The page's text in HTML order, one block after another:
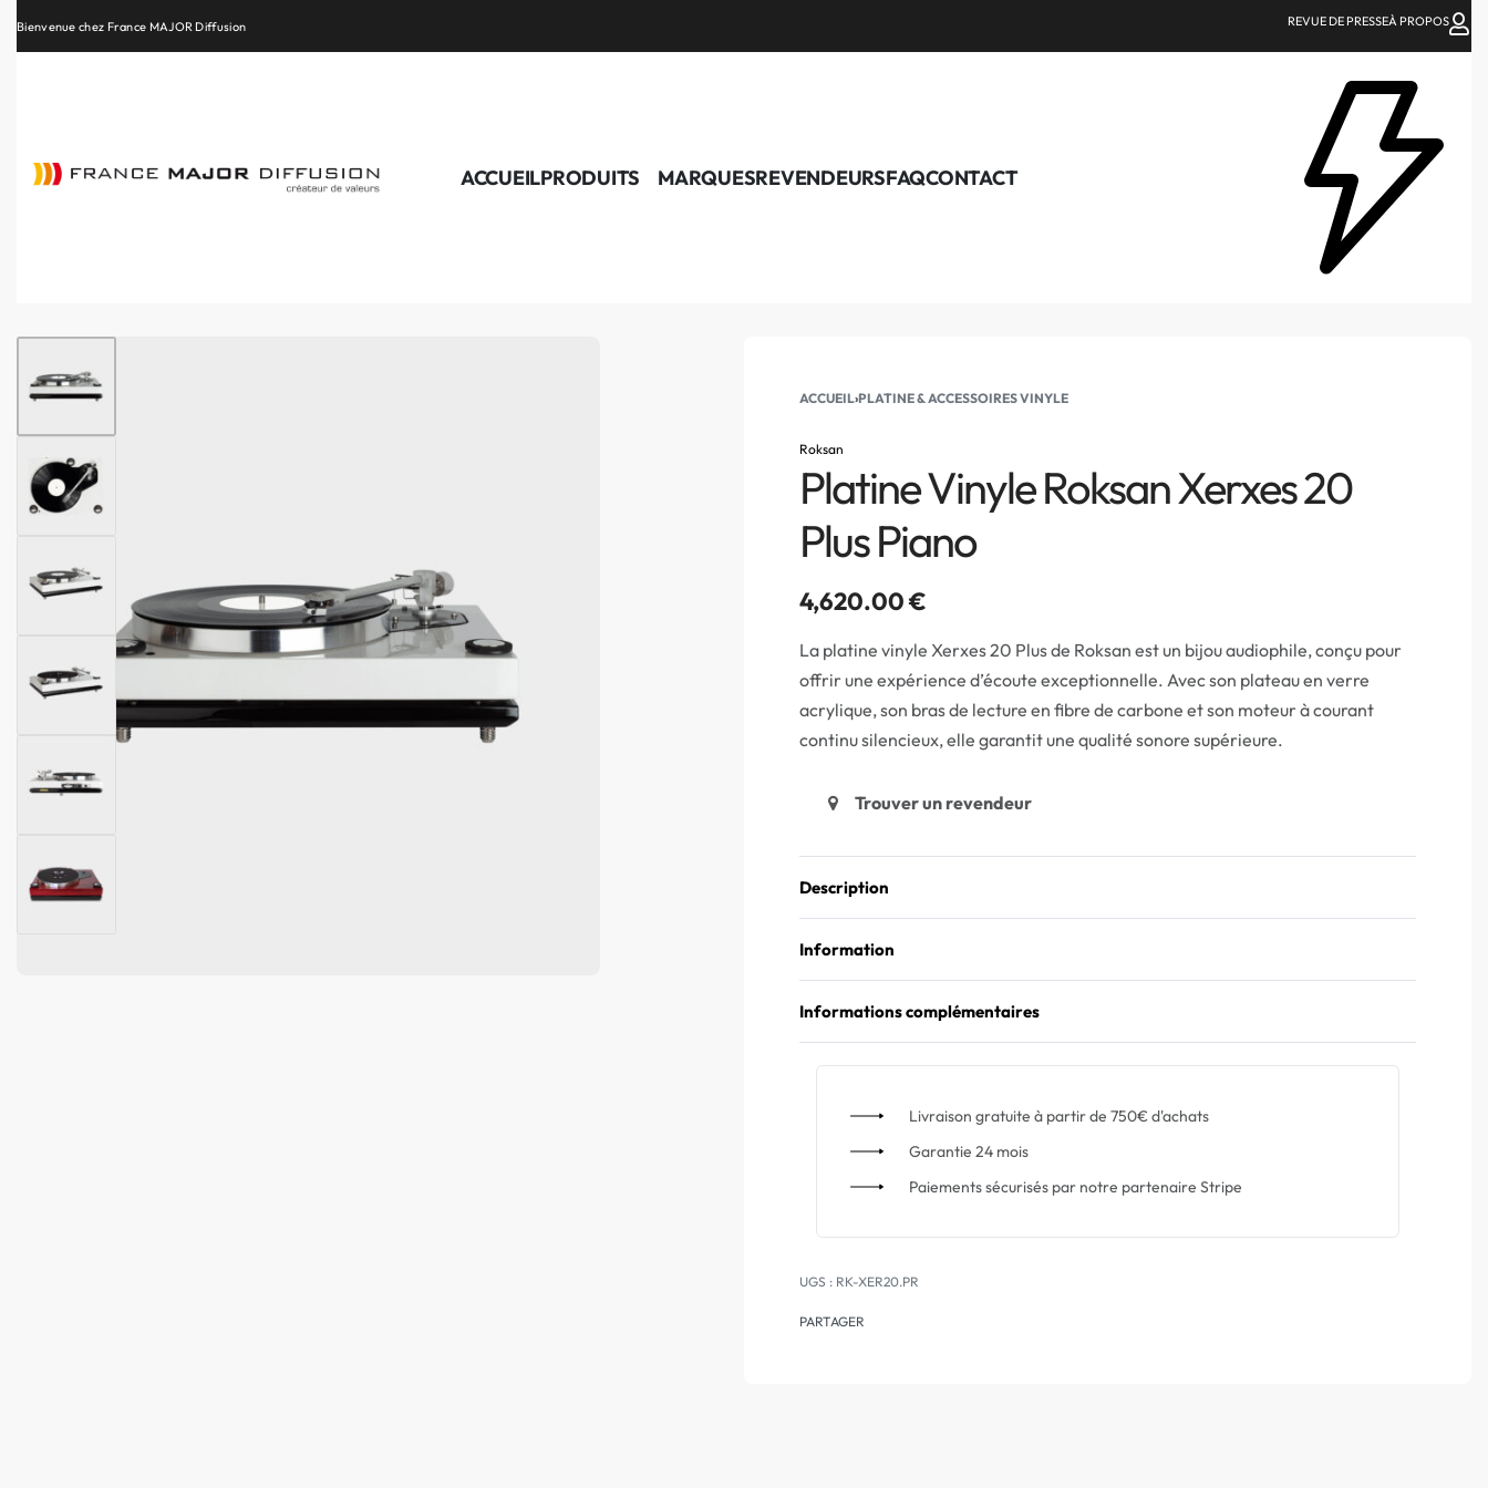
Retrouvez les plus belles marques de la HiFi, de l’intégration et du Home Cinéma REVUE DE PRESSEÀ PROPOS
ACCUEILPRODUITS MARQUESREVENDEURSFAQCONTACT
ACCUEIL›PLATINE & ACCESSOIRES VINYLE
Roksan
Platine Vinyle Roksan Xerxes 20
Plus Piano
4,620.00€
La platine vinyle Xerxes 20 Plus de Roksan est un bijou audiophile, conçu pour
offrir une expérience d’écoute exceptionnelle. Avec son plateau en verre
acrylique, son bras de lecture en fibre de carbone et son moteur à courant
continu silencieux, elle garantit une qualité sonore supérieure.
Trouver un revendeur
Description
Information
Informations complémentaires
Livraison gratuite à partir de 750€ d'achats
Garantie 24 mois
Paiements sécurisés par notre partenaire Stripe
RK-XER20.PR
PARTAGER